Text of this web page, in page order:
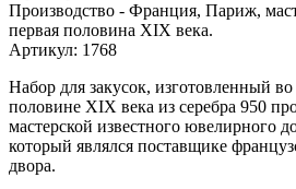
Производство - Франция, Париж,
первая половина XIX века.
Артикул: 1768
Набор для закусок, изготовленный
половине XIX века из серебра 950
мастерской известного ювелирного
который являлся поставщике
двора.